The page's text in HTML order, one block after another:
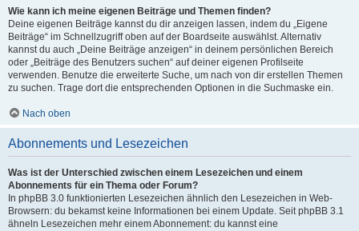
Wie kann ich meine eigenen Beiträge und Themen finden?
Deine eigenen Beiträge kannst du dir anzeigen lassen, indem du „Eigene
Beiträge“ im Schnellzugriff oben auf der Boardseite auswählst. Alternativ
kannst du auch „Deine Beiträge anzeigen“ in deinem persönlichen Bereich
oder „Beiträge des Benutzers suchen“ auf deiner eigenen Profilseite
verwenden. Benutze die erweiterte Suche, um nach von dir erstellen Themen
zu suchen. Trage dort die entsprechenden Optionen in die Suchmaske ein.
Nach oben
Abonnements und Lesezeichen
Was ist der Unterschied zwischen einem Lesezeichen und einem
Abonnements für ein Thema oder Forum?
In phpBB 3.0 funktionierten Lesezeichen ähnlich den Lesezeichen in Web-
Browsern: du bekamst keine Informationen bei einem Update. Seit phpBB 3.1
ähneln Lesezeichen mehr einem Abonnement: du kannst eine